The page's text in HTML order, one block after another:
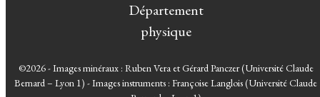
Département
physique
©2026 - Images minéraux : Ruben Vera et Gérard Panczer (Université Claude
Bernard – Lyon 1) - Images instruments : Françoise Langlois (Université Claude